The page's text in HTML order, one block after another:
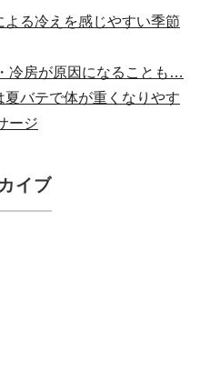
る冷えを感じやすい季節
冷房が原因になることも…
バテで体が重くなりやす
ージ
イブ